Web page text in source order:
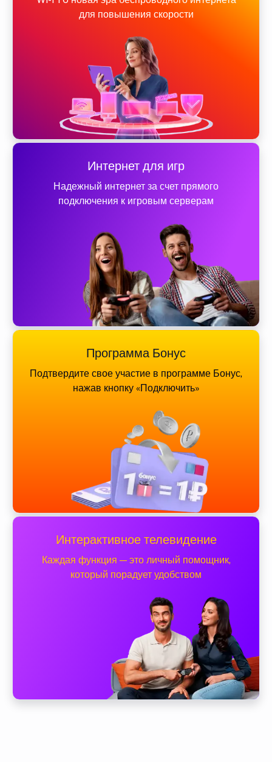
для повышения скорости
Интернет для игр
Надежный интернет за счет прямого
подключения к игровым серверам
Программа Бонус
Подтвердите свое участие в программе Бонус,
нажав кнопку «Подключить»
Интерактивное телевидение
Каждая функция — это личный помощник,
который порадует удобством